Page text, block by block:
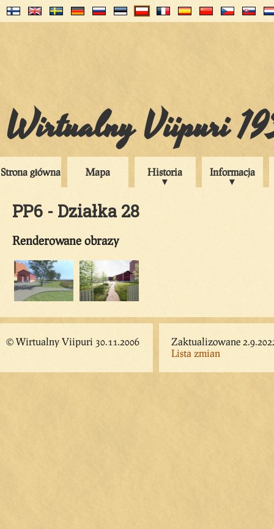
Wirtualny Viipuri
Strona główna Mapa Historia Informacja
PP6 - Działka 28
Renderowane obrazy
© Wirtualny Viipuri 30.11.2006
Zaktualizowane
Lista zmian